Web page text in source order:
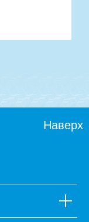
Наверх